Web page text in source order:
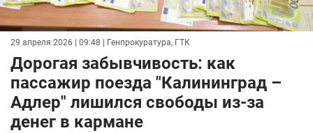
29 апреля 2026 | 09:48 | Генпрокуратура, ГТК
Дорогая забывчивость: как
пассажир поезда "Калининград –
Адлер" лишился свободы из-за
денег в кармане